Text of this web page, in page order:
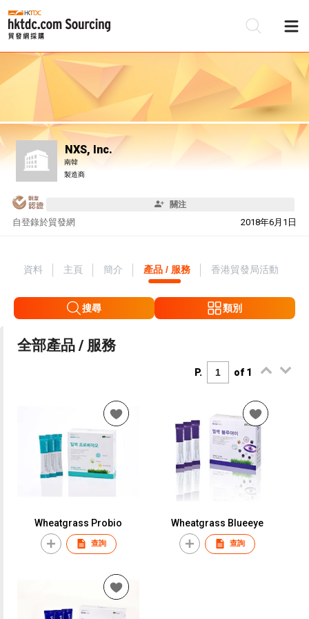
NXS, Inc.
南韓
製造商
關注
自 2018年6月1日
登錄於貿發網
資料 主頁 簡介 產品 / 服務 香港貿發局活動
搜尋 類別
全部產品 / 服務
P. of 1
Wheatgrass Probio
查詢
Wheatgrass Blueeye
查詢